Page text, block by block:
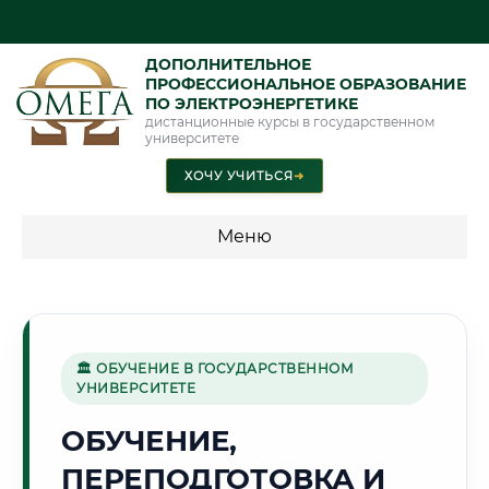
ДОПОЛНИТЕЛЬНОЕ
ПРОФЕССИОНАЛЬНОЕ ОБРАЗОВАНИЕ
ПО ЭЛЕКТРОЭНЕРГЕТИКЕ
дистанционные курсы в государственном
университете
ХОЧУ УЧИТЬСЯ➜
Меню
🏔️
Г. КУЛЯБ
🏛 ОБУЧЕНИЕ В ГОСУДАРСТВЕННОМ
УНИВЕРСИТЕТЕ
ОБУЧЕНИЕ,
ПЕРЕПОДГОТОВКА И